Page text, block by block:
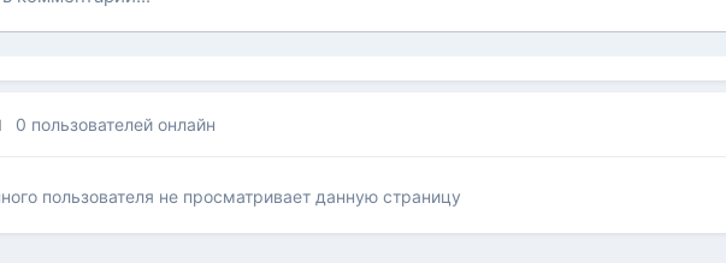
0 пользователей онлайн
пользователя не просматривает данную страницу